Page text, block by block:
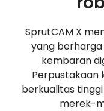
SprutCAM X
yang
kembaran
Perpustakaan
berkualitas
merek-